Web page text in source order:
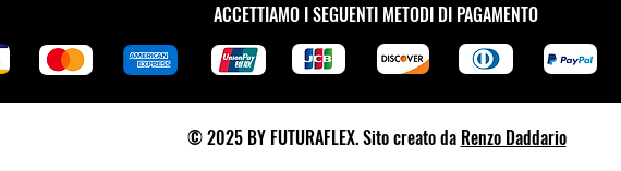
ACCETTIAMO I SEGUENTI METODI DI PAGAMENTO
© 2025 BY FUTURAFLEX. Sito creato da Renzo Daddario